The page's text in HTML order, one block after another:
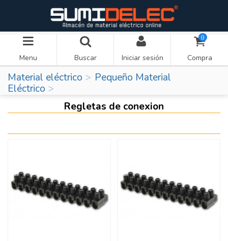
Menu Buscar Iniciar sesión
0
Compra
Material eléctrico
Pequeño Material
Eléctrico
Regletas de conexion